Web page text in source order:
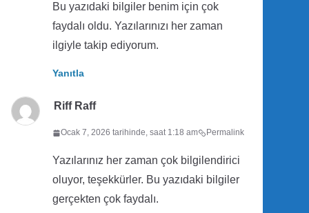
Bu yazıdaki bilgiler benim için çok
faydalı oldu. Yazılarınızı her zaman
ilgiyle takip ediyorum.
Yanıtla
Riff Raff
Ocak 7, 2026 tarihinde, saat 1:18 am Permalink
Yazılarınız her zaman çok bilgilendirici
oluyor, teşekkürler. Bu yazıdaki bilgiler
gerçekten çok faydalı.